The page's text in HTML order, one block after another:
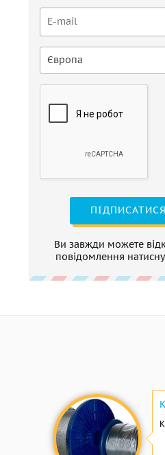
Європа
ПІДПИСАТИСЯ
Ви завжди можете
повідомлення